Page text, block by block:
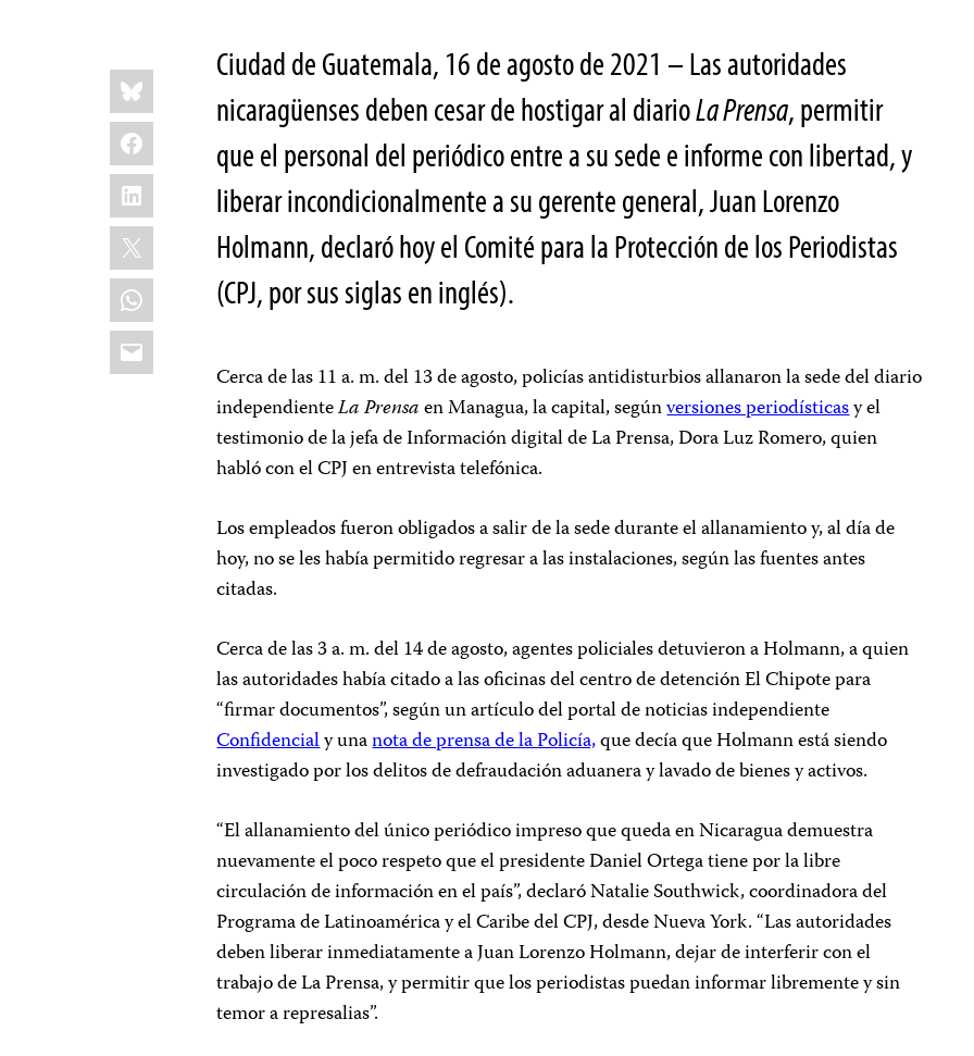
Share
this:
Bluesky
Facebook
LinkedIn
X
WhatsApp
Email
Ciudad de Guatemala, 16 de agosto de 2021 – Las autoridades
nicaragüenses deben cesar de hostigar al diarioLa Prensa, permitir
que el personal del periódico entre a su sede e informe con libertad, y
liberar incondicionalmente a su gerente general, Juan Lorenzo
Holmann, declaró hoy el Comité para la Protección de los Periodistas
(CPJ, por sus siglas en inglés).
Cerca de las 11 a. m. del 13 de agosto, policías antidisturbios allanaron la sede del diario
independienteLa Prensaen Managua, la capital, segúnversiones periodísticasy el
testimonio de la jefa de Información digital de La Prensa, Dora Luz Romero, quien
habló con el CPJ en entrevista telefónica.
Los empleados fueron obligados a salir de la sede durante el allanamiento y, al día de
hoy, no se les había permitido regresar a las instalaciones, según las fuentes antes
citadas.
Cerca de las 3 a. m. del 14 de agosto, agentes policiales detuvieron a Holmann, a quien
las autoridades había citado a las oficinas del centro de detención El Chipote para
“firmar documentos”, según un artículo del portal de noticias independiente
Confidencialy unanota de prensa de la Policía,que decía que Holmann está siendo
investigado por los delitos de defraudación aduanera y lavado de bienes y activos.
“El allanamiento del único periódico impreso que queda en Nicaragua demuestra
nuevamente el poco respeto que el presidente Daniel Ortega tiene por la libre
circulación de información en el país”, declaró Natalie Southwick, coordinadora del
Programa de Latinoamérica y el Caribe del CPJ, desde Nueva York. “Las autoridades
deben liberar inmediatamente a Juan Lorenzo Holmann, dejar de interferir con el
trabajo de La Prensa, y permitir que los periodistas puedan informar libremente y sin
temor a represalias”.